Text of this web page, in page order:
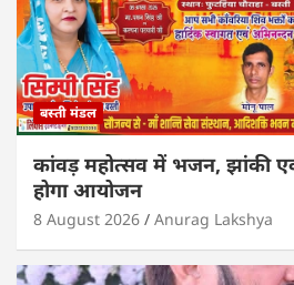
बस्ती मंडल
कांवड़ महोत्सव में भजन, झांकी
होगा आयोजन
8 August 2026 Anurag Lakshya